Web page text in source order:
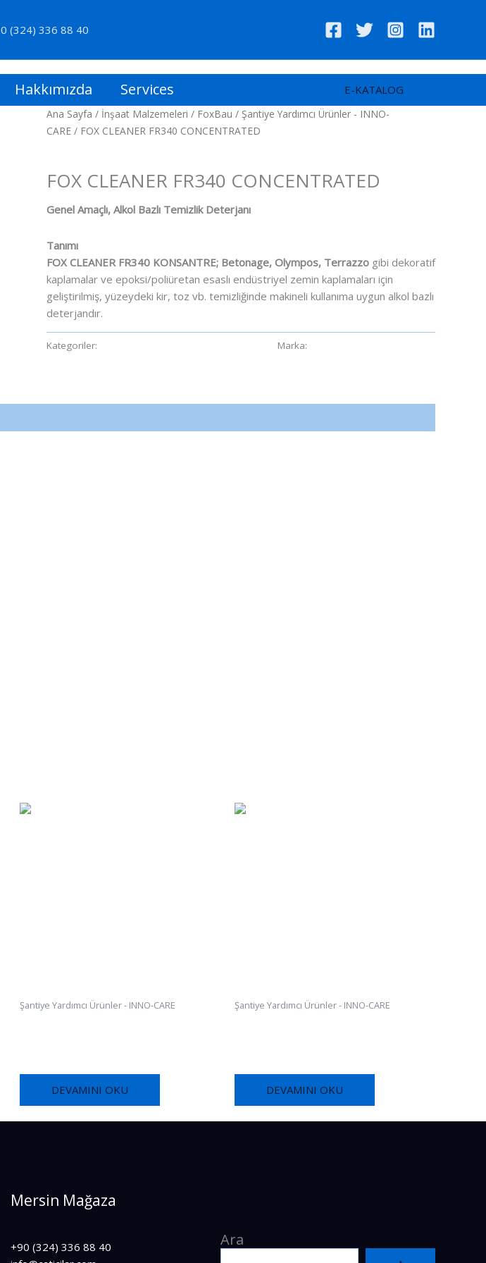
(324) 336 88 40
Hakkımızda Services E-KATALOG
Ana Sayfa / İnşaat Malzemeleri / FoxBau / Şantiye Yardımcı Ürünler - INNO-
CARE / FOX CLEANER FR340 CONCENTRATED
FOX CLEANER FR340 CONCENTRATED
Genel Amaçlı, Alkol Bazlı Temizlik Deterjanı
Tanımı
FOX CLEANER FR340 KONSANTRE; Betonage, Olympos, Terrazzo gibi dekoratif
kaplamalar ve epoksi/poliüretan esaslı endüstriyel zemin kaplamaları için
geliştirilmiş, yüzeydeki kir, toz vb. temizliğinde makineli kullanıma uygun alkol bazlı
deterjandır.
Kategoriler: Marka:
Şantiye Yardımcı Ürünler - INNO-CARE
DEVAMINI OKU
Şantiye Yardımcı Ürünler - INNO-CARE
DEVAMINI OKU
Mersin Mağaza
+90 (324) 336 88 40
Ara